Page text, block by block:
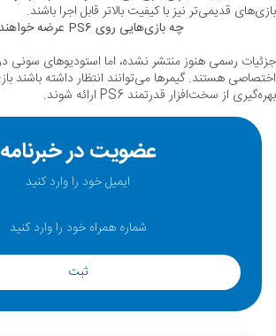
بازی‌های قدیمی‌تر نیز با کیفیت بالاتر قابل اجرا باشند.
چه بازی‌هایی روی PS6 عرضه خواهند شد؟
بهره‌گیری از سخت‌افزار قدرتمند PS6 ارائه شوند.
عضویت در خبرنامه
ثبت